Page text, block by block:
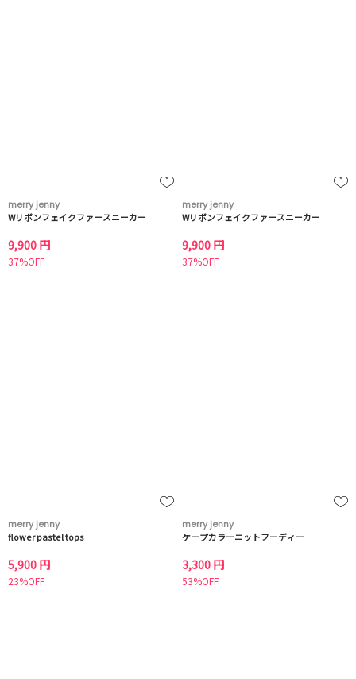
merry jenny
Wリボンフェイクファースニーカー
9,900 円
37%OFF
merry jenny
Wリボンフェイクファースニーカー
9,900 円
37%OFF
merry jenny
flower pastel tops
5,900 円
23%OFF
merry jenny
ケープカラーニットフーディー
3,300 円
53%OFF